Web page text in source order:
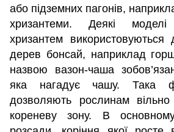
або підземних пагонів,
хризантеми. Деякі
хризантем використовуються
дерев бонсай, наприклад
назвою вазон-чаша
яка нагадує чашу. Така
дозволяють рослинам
кореневу зону. В